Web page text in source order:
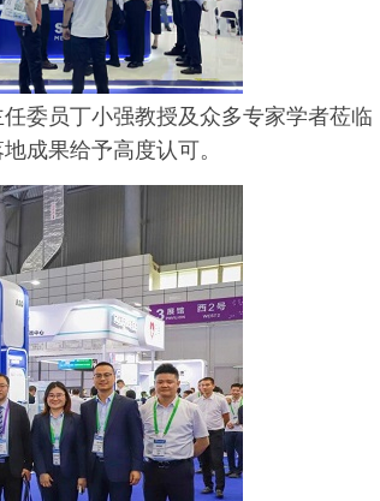
委员丁小强教授及众多专家学者莅临
成果给予高度认可。